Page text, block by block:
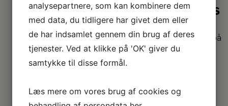
2+2 års
garanti
Vi har udvidet garanti på
udvalgte produkter
– så du er sikret i 4 år.
Stort
analysepartnere, som kan kombinere dem
med data, du tidligere har givet dem eller
de har indsamlet gennem din brug af deres
tjenester. Ved at klikke på 'OK' giver du
samtykke til disse formål.
Læs mere om vores brug af cookies og